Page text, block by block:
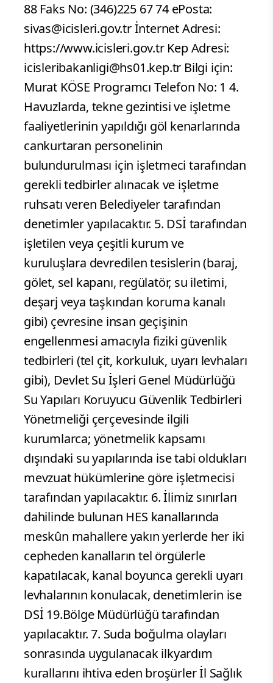
88 Faks No: (346)225 67 74 e­Posta:
sivas@icisleri.gov.tr İnternet Adresi:
https://www.icisleri.gov.tr Kep Adresi:
icisleribakanligi@hs01.kep.tr Bilgi için:
Murat KÖSE Programcı Telefon No: 1 4.
Havuzlarda, tekne gezintisi ve işletme
faaliyetlerinin yapıldığı göl kenarlarında
cankurtaran personelinin
bulundurulması için işletmeci tarafından
gerekli tedbirler alınacak ve işletme
ruhsatı veren Belediyeler tarafından
denetimler yapılacaktır. 5. DSİ tarafından
işletilen veya çeşitli kurum ve
kuruluşlara devredilen tesislerin (baraj,
gölet, sel kapanı, regülatör, su iletimi,
deşarj veya taşkından koruma kanalı
gibi) çevresine insan geçişinin
engellenmesi amacıyla fiziki güvenlik
tedbirleri (tel çit, korkuluk, uyarı levhaları
gibi), Devlet Su İşleri Genel Müdürlüğü
Su Yapıları Koruyucu Güvenlik Tedbirleri
Yönetmeliği çerçevesinde ilgili
kurumlarca; yönetmelik kapsamı
dışındaki su yapılarında ise tabi oldukları
mevzuat hükümlerine göre işletmecisi
tarafından yapılacaktır. 6. İlimiz sınırları
dahilinde bulunan HES kanallarında
meskûn mahallere yakın yerlerde her iki
cepheden kanalların tel örgülerle
kapatılacak, kanal boyunca gerekli uyarı
levhalarının konulacak, denetimlerin ise
DSİ 19.Bölge Müdürlüğü tarafından
yapılacaktır. 7. Suda boğulma olayları
sonrasında uygulanacak ilkyardım
kurallarını ihtiva eden broşürler İl Sağlık